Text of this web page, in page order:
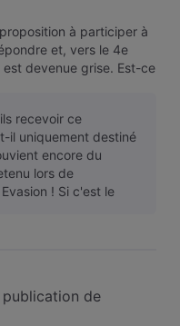
à participer à
et, vers le 4e
devenue grise. Est-ce
recevoir ce
il uniquement destiné
encore du
lors de
! Si c'est le
de